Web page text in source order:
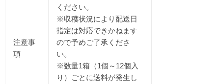
注意事
項
ください。
※収穫状況により配送日
指定は対応できかねます
ので予めご了承くださ
い。
※数量1箱（1個～12個入
り）ごとに送料が発生し